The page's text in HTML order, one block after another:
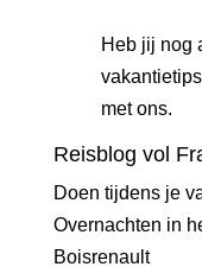
Heb jij nog
met ons.
Reisblog vol
Doen tijdens je
Overnachten in
Boisrenault